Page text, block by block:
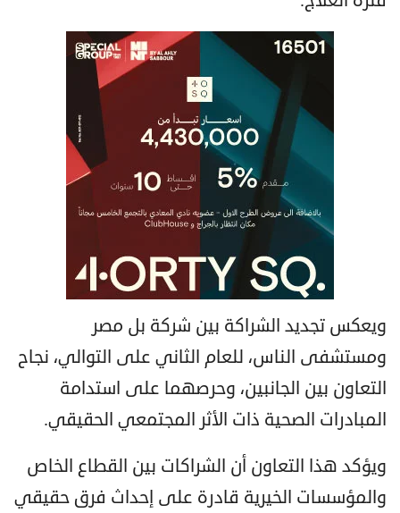
ويعكس تجديد الشراكة بين شركة بل مصر
ومستشفى الناس، للعام الثاني على التوالي، نجاح
التعاون بين الجانبين، وحرصهما على استدامة
المبادرات الصحية ذات الأثر المجتمعي الحقيقي.
ويؤكد هذا التعاون أن الشراكات بين القطاع الخاص
والمؤسسات الخيرية قادرة على إحداث فرق حقيقي